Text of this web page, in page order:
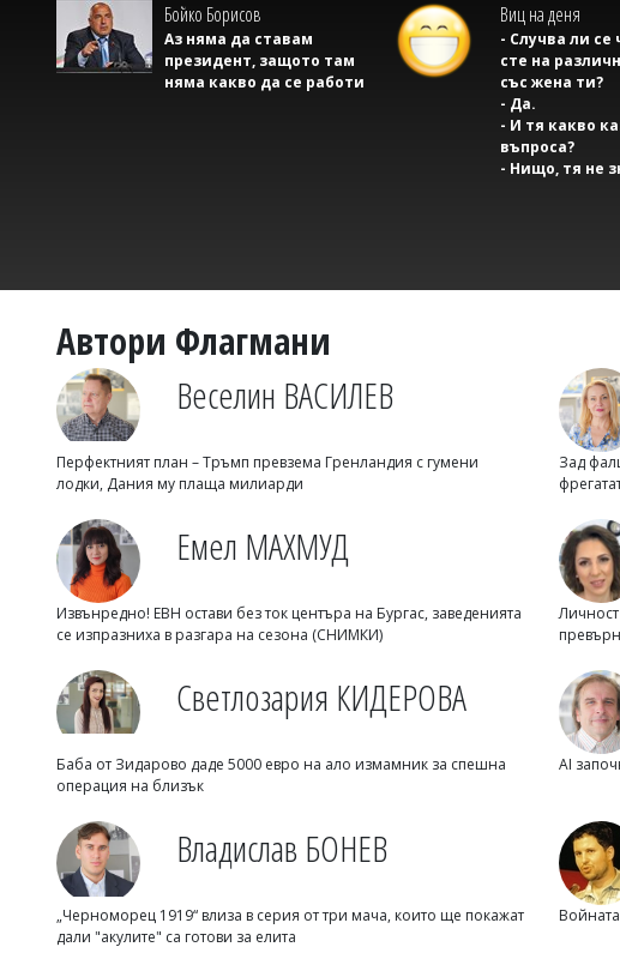
Бойко Борисов
Аз няма да ставам
президент, защото там
няма какво да се работи
Виц на деня
- Случва ли се
сте на
със жена ти?
- Да.
- И тя какво
въпроса?
- Нищо, тя не
Автори Флагмани
Веселин ВАСИЛЕВ
Перфектният план – Тръмп превзема Гренландия с гумени
лодки, Дания му плаща милиарди
Зад
Емел МАХМУД
Извънредно! ЕВН остави без ток центъра на Бургас, заведенията
се изпразниха в разгара на сезона (СНИМКИ)
Светлозария КИДЕРОВА
Баба от Зидарово даде 5000 евро на ало измамник за спешна
операция на близък
AI
Владислав БОНЕВ
„Черноморец 1919“ влиза в серия от три мача, които ще покажат
дали "акулите" са готови за елита